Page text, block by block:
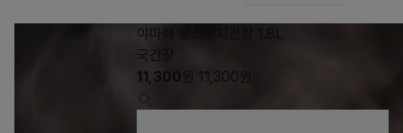
야마에 우스구치간장 1.8L
국간장
11,300 원 11,300원